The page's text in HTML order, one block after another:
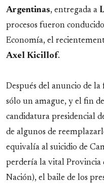
Argentinas, entregada a
procesos fueron
Economía, el
Axel Kicillof.
Después del anuncio de
sólo un amague, y el fin
candidatura presidencial
de algunos de
equivalía al suicidio de
perdería la vital Provincia
Nación), el baile de los